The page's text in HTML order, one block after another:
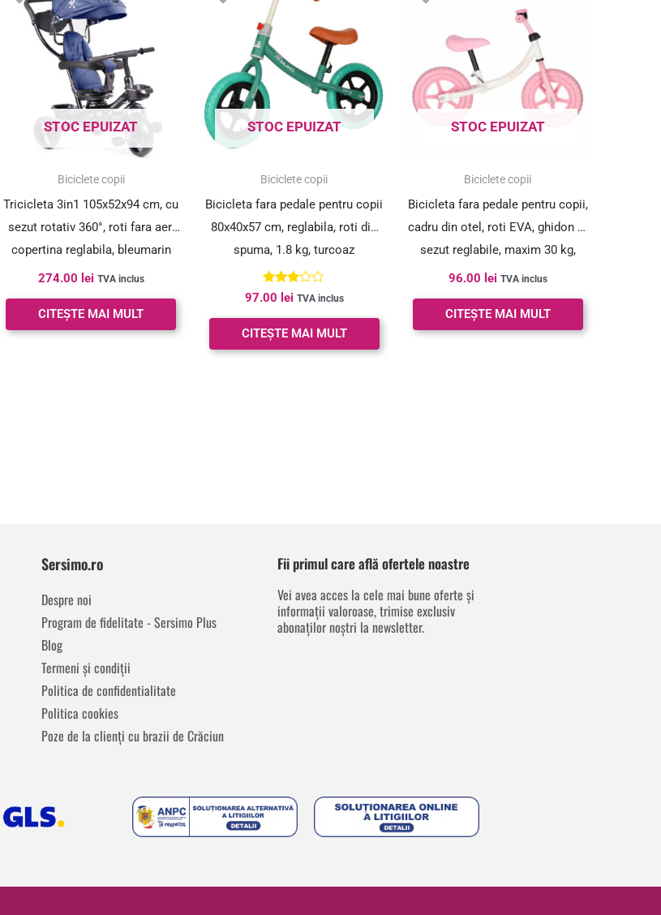
STOC EPUIZAT
Biciclete copii
Tricicleta 3in1 105x52x94 cm, cu
sezut rotativ 360°, roti fara aer,
copertina reglabila, bleumarin
274.00 lei TVA inclus
CITEȘTE MAI MULT
STOC EPUIZAT
Biciclete copii
Bicicleta fara pedale pentru copii
80x40x57 cm, reglabila, roti din
spuma, 1.8 kg, turcoaz
Evaluat
la
3.00
din 5
97.00 lei TVA inclus
CITEȘTE MAI MULT
STOC EPUIZAT
Biciclete copii
Bicicleta fara pedale pentru copii,
cadru din otel, roti EVA, ghidon si
sezut reglabile, maxim 30 kg,
80x38x58 cm, roz si alb
96.00 lei TVA inclus
CITEȘTE MAI MULT
Sersimo.ro
Despre noi
Program de fidelitate - Sersimo Plus
Blog
Termeni și condiții
Politica de confidentialitate
Politica cookies
Poze de la clienți cu brazii de Crăciun
Fii primul care află ofertele noastre
Vei avea acces la cele mai bune oferte și
informații valoroase, trimise exclusiv
abonaților noștri la newsletter.